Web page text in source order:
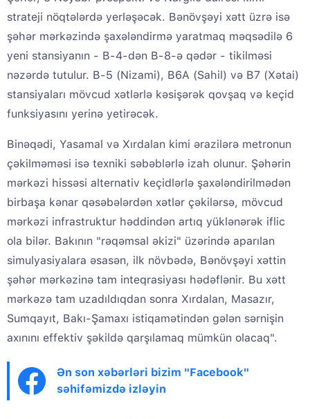
strateji nöqtələrdə yerləşəcək. Bənövşəyi xətt üzrə isə
şəhər mərkəzində şaxələndirmə yaratmaq məqsədilə 6
yeni stansiyanın - B-4-dən B-8-ə qədər - tikilməsi
nəzərdə tutulur. B-5 (Nizami), B6A (Sahil) və B7 (Xətai)
stansiyaları mövcud xətlərlə kəsişərək qovşaq və keçid
funksiyasını yerinə yetirəcək.
Binəqədi, Yasamal və Xırdalan kimi ərazilərə metronun
çəkilməməsi isə texniki səbəblərlə izah olunur. Şəhərin
mərkəzi hissəsi alternativ keçidlərlə şaxələndirilmədən
birbaşa kənar qəsəbələrdən xətlər çəkilərsə, mövcud
mərkəzi infrastruktur həddindən artıq yüklənərək iflic
ola bilər. Bakının "rəqəmsal əkizi" üzərində aparılan
simulyasiyalara əsasən, ilk növbədə, Bənövşəyi xəttin
şəhər mərkəzinə tam inteqrasiyası hədəflənir. Bu xətt
mərkəzə tam uzadıldıqdan sonra Xırdalan, Masazır,
Sumqayıt, Bakı-Şamaxı istiqamətindən gələn sərnişin
axınını effektiv şəkildə qarşılamaq mümkün olacaq".
Ən son xəbərləri bizim "Facebook"
səhifəmizdə izləyin